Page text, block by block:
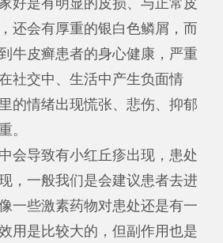
还会有厚重的银白色鳞屑，而
牛皮癣患者的身心健康，严重
社交中、生活中产生负面情
的情绪出现慌张、悲伤、抑郁
。
导致有小红丘疹出现，患处
，一般我们是会建议患者去进
一些激素药物对患处还是有一
用是比较大的，但副作用也是